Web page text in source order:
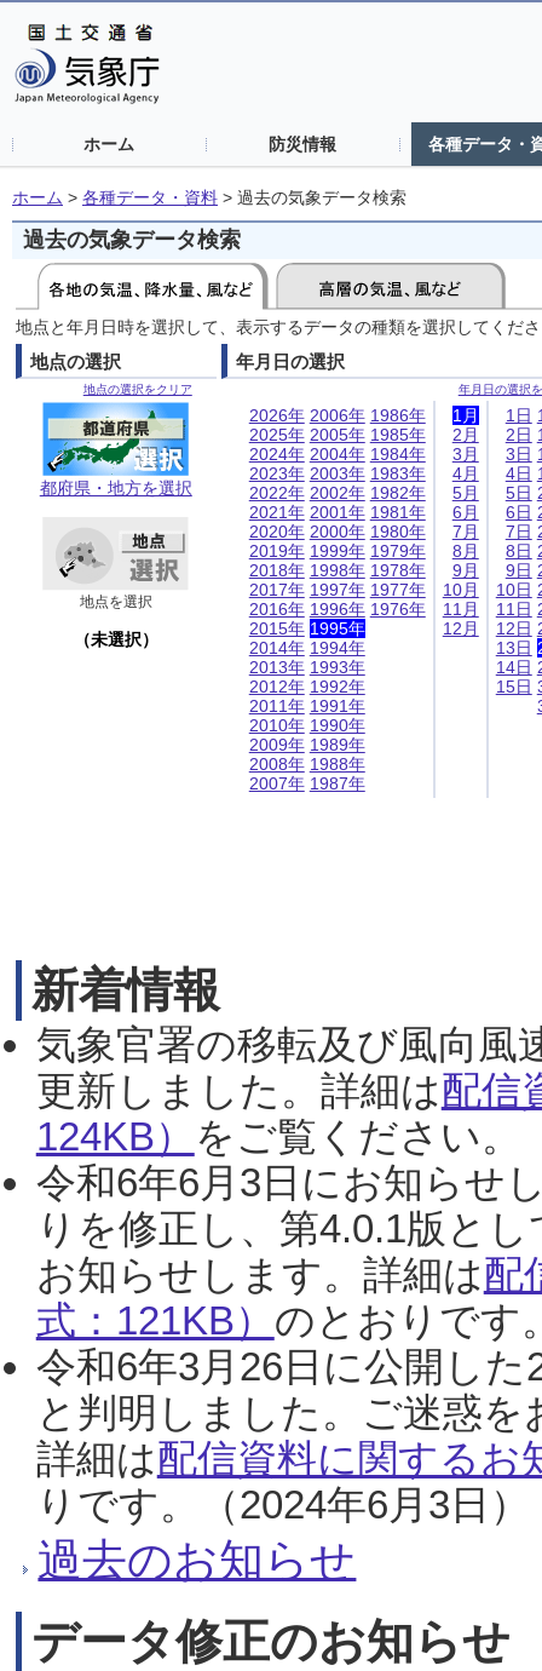
ホーム 防災情報 各種データ・
ホーム > 各種データ・資料 > 過去の気象データ検索
過去の気象データ検索
地点と年月日時を選択して、表示するデータの種類を選択してくだ
地点の選択
地点の選択をクリア
都府県・地方を選択
地点を選択
（未選択）
年月日の選択
年月日の選択
2026年
2025年
2024年
2023年
2022年
2021年
2020年
2019年
2018年
2017年
2016年
2015年
2014年
2013年
2012年
2011年
2010年
2009年
2008年
2007年
2006年
2005年
2004年
2003年
2002年
2001年
2000年
1999年
1998年
1997年
1996年
1995年
1994年
1993年
1992年
1991年
1990年
1989年
1988年
1987年
1986年
1985年
1984年
1983年
1982年
1981年
1980年
1979年
1978年
1977年
1976年
1月
2月
3月
4月
5月
6月
7月
8月
9月
10月
11月
12月
1日
2日
3日
4日
5日
6日
7日
8日
9日
10日
11日
12日
13日
14日
15日
新着情報
気象官署の移転及び風向風
更新しました。詳細は配信
124KB） をご覧ください。
令和6年6月3日にお知らせ
りを修正し、第4.0.1版と
お知らせします。詳細は配
式：121KB） のとおりです
令和6年3月26日に公開し
と判明しました。ご迷惑
詳細は配信資料に関するお
りです。（2024年6月3日）
過去のお知らせ
データ修正のお知らせ